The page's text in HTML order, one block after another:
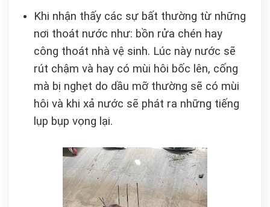
Khi nhận thấy các sự bất thường từ những
nơi thoát nước như: bồn rửa chén hay
công thoát nhà vệ sinh. Lúc này nước sẽ
rút chậm và hay có mùi hôi bốc lên, cống
mà bị nghẹt do dầu mỡ thường sẽ có mùi
hôi và khi xả nước sẽ phát ra những tiếng
lụp bụp vọng lại.